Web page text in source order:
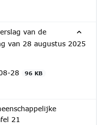
van de
van 28 augustus 2025
28
96 KB
21